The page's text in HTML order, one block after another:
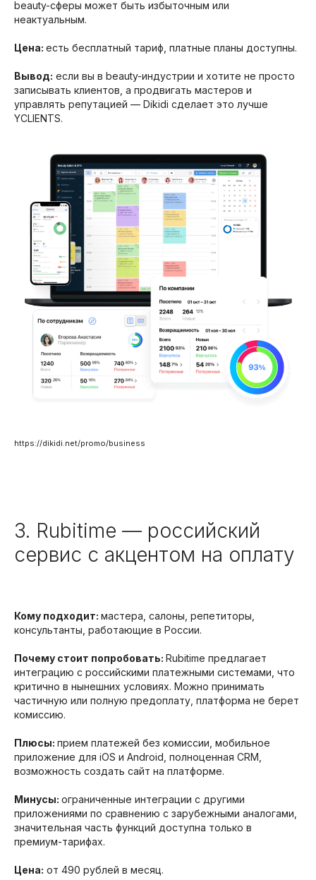
beauty-сферы может быть избыточным или
неактуальным.
Цена: есть бесплатный тариф, платные планы доступны.
Вывод: если вы в beauty-индустрии и хотите не просто
записывать клиентов, а продвигать мастеров и
управлять репутацией — Dikidi сделает это лучше
YCLIENTS.
https://dikidi.net/promo/business
3. Rubitime — российский
сервис с акцентом на оплату
Кому подходит: мастера, салоны, репетиторы,
консультанты, работающие в России.
Почему стоит попробовать: Rubitime предлагает
интеграцию с российскими платежными системами, что
критично в нынешних условиях. Можно принимать
частичную или полную предоплату, платформа не берет
комиссию.
Плюсы: прием платежей без комиссии, мобильное
приложение для iOS и Android, полноценная CRM,
возможность создать сайт на платформе.
Минусы: ограниченные интеграции с другими
приложениями по сравнению с зарубежными аналогами,
значительная часть функций доступна только в
премиум-тарифах.
Цена: от 490 рублей в месяц.